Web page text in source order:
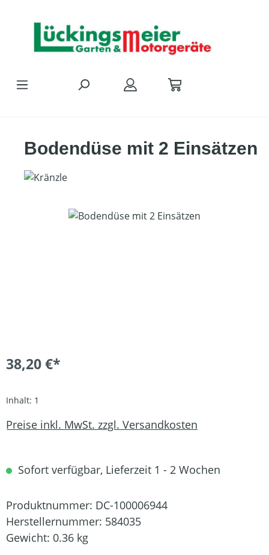
Bodendüse mit 2 Einsätzen
Bildergalerie überspringen
38,20 €*
Inhalt: 1
Preise inkl. MwSt. zzgl. Versandkosten
Sofort verfügbar, Lieferzeit 1 - 2 Wochen
Produktnummer: DC-100006944
Herstellernummer: 584035
Gewicht: 0.36 kg